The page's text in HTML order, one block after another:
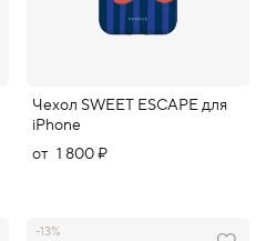
Чехол SWEET ESCAPE для
iPhone
от 1 800 ₽
-13%